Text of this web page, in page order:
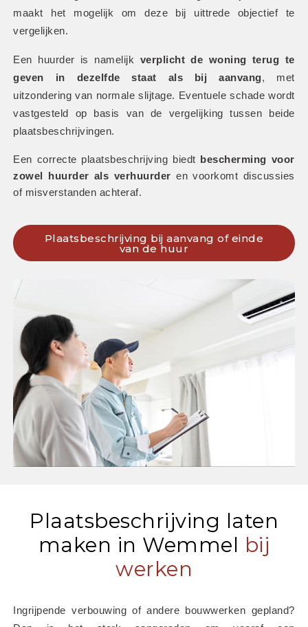
maakt het mogelijk om deze bij uittrede objectief te
vergelijken.
Een huurder is namelijk verplicht de woning terug te
geven in dezelfde staat als bij aanvang, met
uitzondering van normale slijtage. Eventuele schade wordt
vastgesteld op basis van de vergelijking tussen beide
plaatsbeschrijvingen.
Een correcte plaatsbeschrijving biedt
bescherming voor
zowel huurder als verhuurder en voorkomt discussies
of misverstanden achteraf.
Plaatsbeschrijving bij aanvang of einde
van de huur
Plaatsbeschrijving laten
maken in Wemmel bij
werken
Ingrijpende verbouwing of andere bouwwerken gepland?